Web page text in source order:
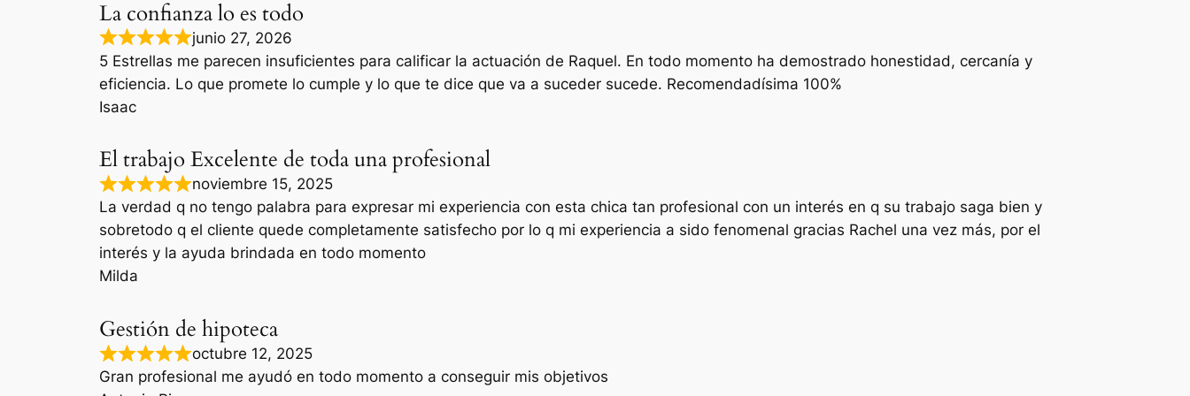
La confianza lo es todo
junio 27, 2026
5 Estrellas me parecen insuficientes para calificar la actuación de Raquel. En todo momento ha demostrado honestidad, cercanía y
eficiencia. Lo que promete lo cumple y lo que te dice que va a suceder sucede. Recomendadísima 100%
Isaac
El trabajo Excelente de toda una profesional
noviembre 15, 2025
La verdad q no tengo palabra para expresar mi experiencia con esta chica tan profesional con un interés en q su trabajo saga bien y
sobretodo q el cliente quede completamente satisfecho por lo q mi experiencia a sido fenomenal gracias Rachel una vez más, por el
interés y la ayuda brindada en todo momento
Milda
Gestión de hipoteca
octubre 12, 2025
Gran profesional me ayudó en todo momento a conseguir mis objetivos